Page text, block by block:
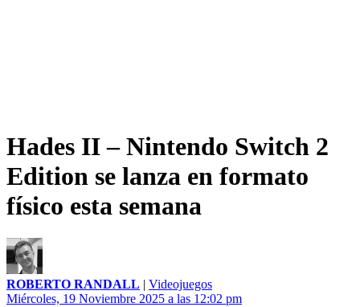
Hades II – Nintendo Switch 2
Edition se lanza en formato
físico esta semana
ROBERTO RANDALL | Videojuegos
Miércoles, 19 Noviembre 2025 a las 12:02 pm